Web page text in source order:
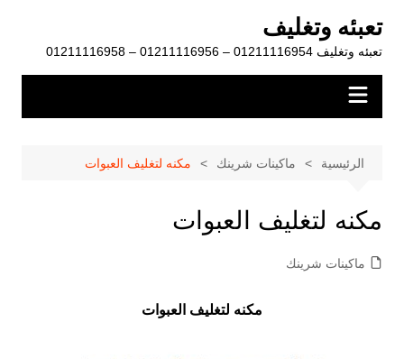
المحتوى
تعبئه وتغليف
تعبئه وتغليف 01211116954 – 01211116956 – 01211116958
الرئيسية ماكينات شرينك مكنه لتغليف العبوات
مكنه لتغليف العبوات
ماكينات شرينك
مكنه لتغليف العبوات